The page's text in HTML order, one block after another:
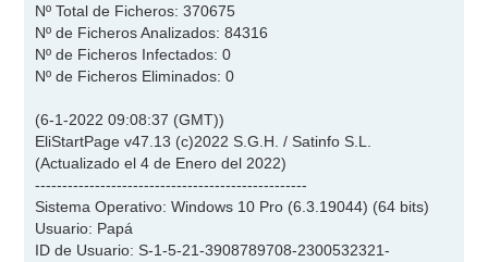
Nº Total de Ficheros: 370675
Nº de Ficheros Analizados: 84316
Nº de Ficheros Infectados: 0
Nº de Ficheros Eliminados: 0
(6-1-2022 09:08:37 (GMT))
EliStartPage v47.13 (c)2022 S.G.H. / Satinfo S.L.
(Actualizado el 4 de Enero del 2022)
--------------------------------------------------
Sistema Operativo: Windows 10 Pro (6.3.19044) (64 bits)
Usuario: Papá
ID de Usuario: S-1-5-21-3908789708-2300532321-